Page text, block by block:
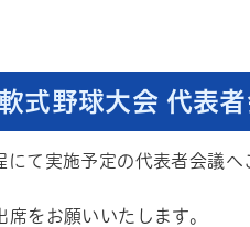
式野球大会 代表
て実施予定の代表者会議へ
をお願いいたします。